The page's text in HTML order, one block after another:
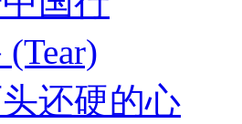
还硬的心